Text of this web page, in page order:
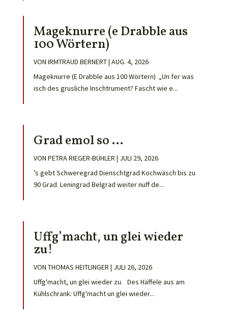
Mageknurre (e Drabble aus
100 Wörtern)
VON IRMTRAUD BERNERT| AUG. 4, 2026
Mageknurre (E Drabble aus 100 Wörtern) „Un fer was
isch des grusliche Inschtrument? Fascht wie e...
Grad emol so …
VON PETRA RIEGER-BÜHLER | JULI 29, 2026
’s gebt Schweregrad Dienschtgrad Kochwäsch bis zu
90 Grad. Leningrad Belgrad weiter nuff de...
Uffg’macht, un glei wieder
zu!
VON THOMAS HEITLINGER | JULI 26, 2026
Uffg'macht, un glei wieder zu. Des Häffele aus am
Kühlschrank: Uffg'macht un glei wieder...